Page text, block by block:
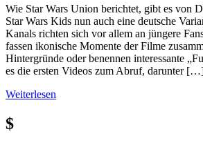
Wie Star Wars Union berichtet, gibt es von
Star Wars Kids nun auch eine deutsche
Kanals richten sich vor allem an jüngere
fassen ikonische Momente der Filme
Hintergründe oder benennen interessante
es die ersten Videos zum Abruf, darunter
Weiterlesen
$